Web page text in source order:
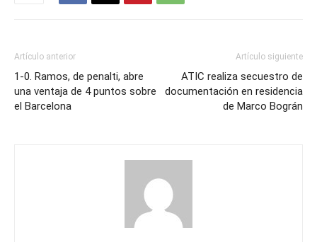
Artículo anterior
1-0. Ramos, de penalti, abre
una ventaja de 4 puntos sobre
el Barcelona
Artículo siguiente
ATIC realiza secuestro de
documentación en residencia
de Marco Bográn